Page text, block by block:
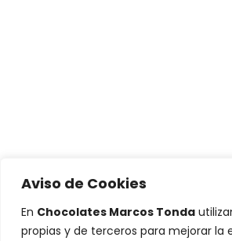
Aviso de Cookies
En Chocolates Marcos Tonda
propias y de terceros para mejorar la